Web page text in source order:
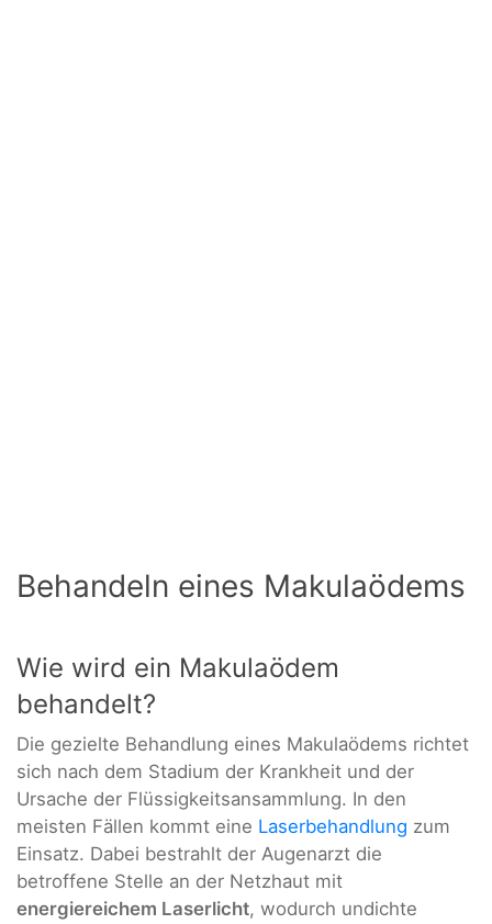
Behandeln eines Makulaödems
Wie wird ein Makulaödem
behandelt?
Die gezielte Behandlung eines Makulaödems richtet
sich nach dem Stadium der Krankheit und der
Ursache der Flüssigkeitsansammlung. In den
meisten Fällen kommt eine Laserbehandlung zum
Einsatz. Dabei bestrahlt der Augenarzt die
betroffene Stelle an der Netzhaut mit
energiereichem Laserlicht, wodurch undichte